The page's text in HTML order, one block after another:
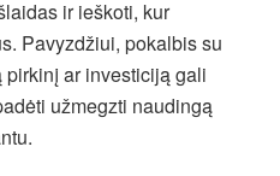
ir ieškoti, kur
Pavyzdžiui, pokalbis su
ar investiciją gali
užmegzti naudingą